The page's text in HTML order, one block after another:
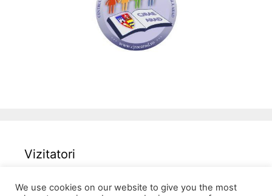
Vizitatori
34382
We use cookies on our website to give you the most